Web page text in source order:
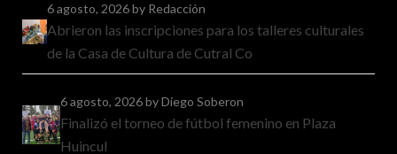
6 agosto, 2026by Redacción
Abrieron las inscripciones para los talleres culturales
de la Casa de Cultura de Cutral Co
6 agosto, 2026by Diego Soberon
Finalizó el torneo de fútbol femenino en Plaza
Huincul